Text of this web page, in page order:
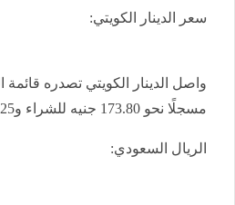
سعر الدينار الكويتي:
واصل الدينار الكويتي تصدره قائمة
مسجلًا نحو 173.80 جنيه للشراء و175.25 جنيه للبيع.
الريال السعودي: